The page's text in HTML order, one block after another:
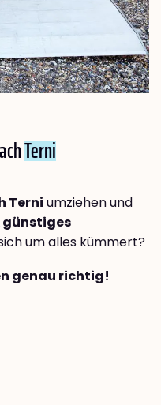
Terni
Terni umziehen und
günstiges
um alles kümmert?
genau richtig!